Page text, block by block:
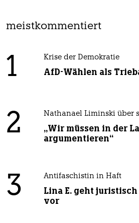
meistkommentiert
1 Krise der Demokratie
AfD-Wählen als
2 Nathanael Liminski über
„Wir müssen in der
argumentieren“
3 Antifaschistin in Haft
Lina E. geht
vor